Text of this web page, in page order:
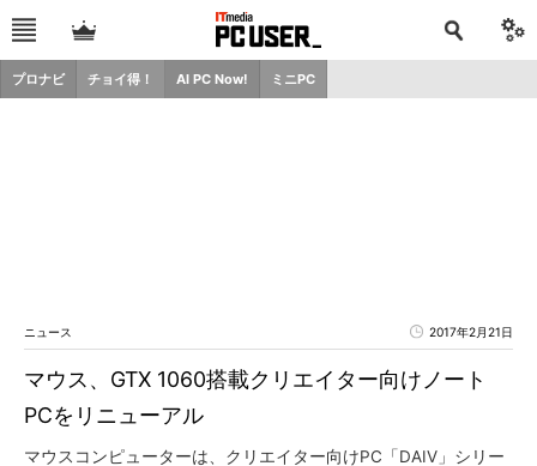
プロナビ チョイ得！ AI PC Now! ミニPC
ニュース 2017年2月21日
マウス、GTX 1060搭載クリエイター向けノート
PCをリニューアル
マウスコンピューターは、クリエイター向けPC「DAIV」シリー